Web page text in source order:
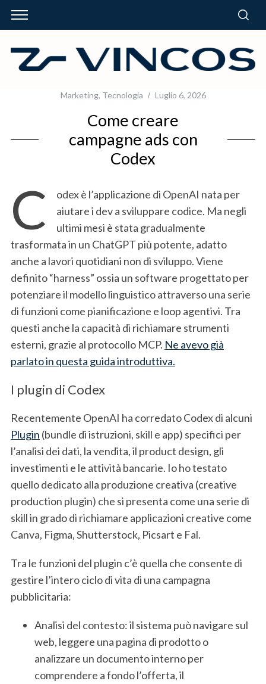
Marketing, Tecnologia Luglio 6, 2026
Come creare
campagne ads con
Codex
C
odex è l’applicazione di OpenAI nata per
aiutare i dev a sviluppare codice. Ma negli
ultimi mesi è stata gradualmente
trasformata in un ChatGPT più potente, adatto
anche a lavori quotidiani non di sviluppo. Viene
definito “harness” ossia un software progettato per
potenziare il modello linguistico attraverso una serie
di funzioni come pianificazione e loop agentivi. Tra
questi anche la capacità di richiamare strumenti
esterni, grazie al protocollo MCP. Ne avevo già
parlato in questa guida introduttiva.
I plugin di Codex
Recentemente OpenAI ha corredato Codex di alcuni
Plugin (bundle di istruzioni, skill e app) specifici per
l’analisi dei dati, la vendita, il product design, gli
investimenti e le attività bancarie. Io ho testato
quello dedicato alla produzione creativa (creative
production plugin) che si presenta come una serie di
skill in grado di richiamare applicazioni creative come
Canva, Figma, Shutterstock, Picsart e Fal.
Tra le funzioni del plugin c’è quella che consente di
gestire l’intero ciclo di vita di una campagna
pubblicitaria:
Analisi del contesto: il sistema può navigare sul
web, leggere una pagina di prodotto o
analizzare un documento interno per
comprendere a fondo l’offerta, il